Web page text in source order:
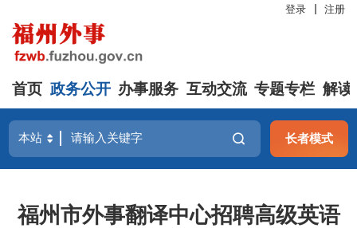
登录 注册
首页 政务公开 办事服务 互动交流 专题专栏 解读
长者模式
福州市外事翻译中心招聘高级英语